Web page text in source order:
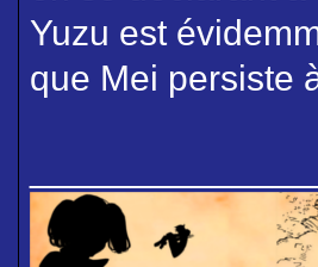
Yuzu est
que Mei persiste